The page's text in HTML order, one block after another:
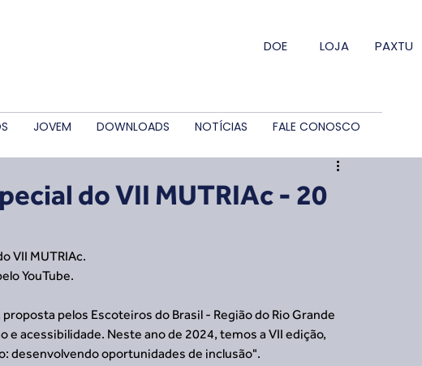
DOE LOJA PAXTU
JOVEM DOWNLOADS NOTÍCIAS FALE CONOSCO
do VII MUTRIAc - 20
VII MUTRIAc.
YouTube.
pelos Escoteiros do Brasil - Região do Rio Grande
e acessibilidade. Neste ano de 2024, temos a VII edição,
desenvolvendo oportunidades de inclusão".